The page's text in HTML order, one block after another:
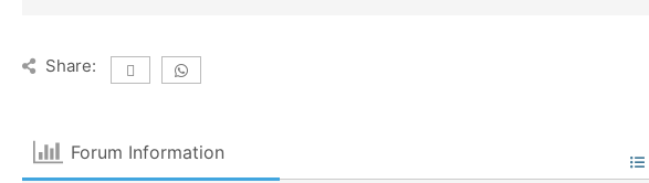
Share:
Forum Information